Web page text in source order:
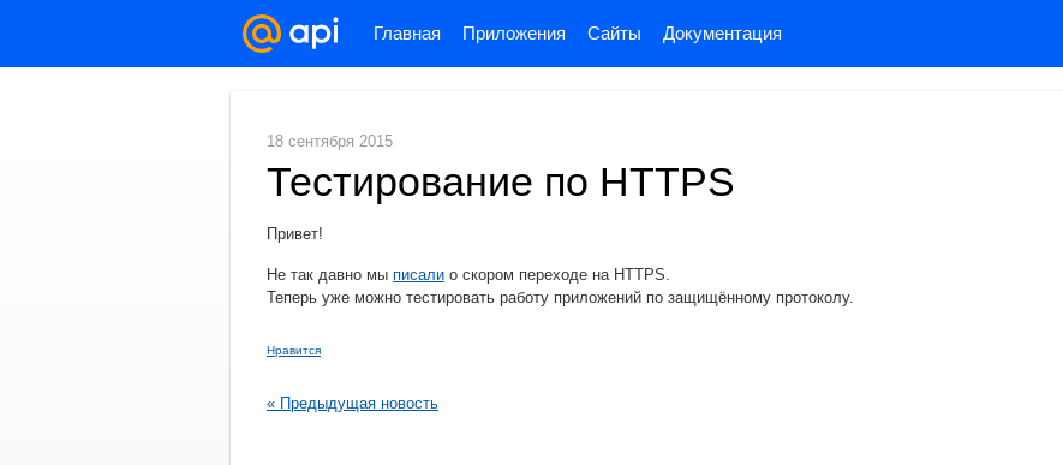
Главная Приложения Сайты Документация
18 сентября 2015
Тестирование по HTTPS
Привет!
Не так давно мы писали о скором переходе на HTTPS.
Теперь уже можно тестировать работу приложений по защищённому протоколу.
Нравится
« Предыдущая новость